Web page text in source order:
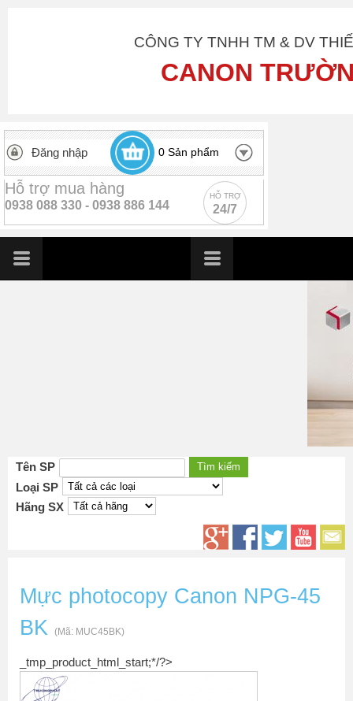
CÔNG TY TNHH TM & DV
CANON
Đăng nhập 0 Sản phẩm
Hỗ trợ mua hàng
0938 088 330 - 0938 886 144
HỖ TRỢ
24/7
Tên SP
Loại SP
Hãng SX
Mực photocopy Canon NPG-45
BK
(Mã: MUC45BK)
_tmp_product_html_start;*/?>